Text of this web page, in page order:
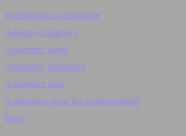
Formations en assurance
Agents et courtiers
Assurance santé
Assurance habitation
Assurance auto
Assurances pour les professionnels
Blog